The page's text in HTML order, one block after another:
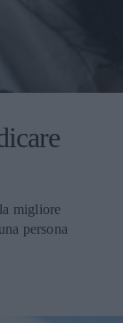
migliore
persona